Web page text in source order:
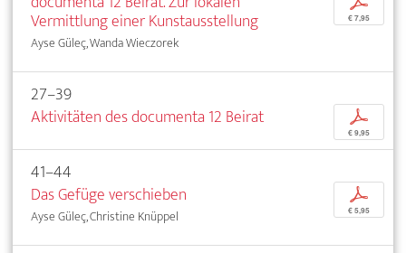
Vermittlung einer Kunstausstellung
Ayse Güleç, Wanda Wieczorek
€ 7,95
27–39
Aktivitäten des documenta 12 Beirat
p
€ 9,95
41–44
Das Gefüge verschieben
Ayse Güleç, Christine Knüppel
p
€ 5,95